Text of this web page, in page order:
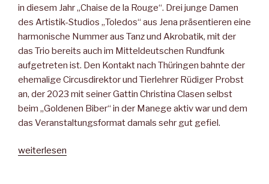
in diesem Jahr „Chaise de la Rouge“. Drei junge Damen
des Artistik-Studios „Toledos“ aus Jena präsentieren eine
harmonische Nummer aus Tanz und Akrobatik, mit der
das Trio bereits auch im Mitteldeutschen Rundfunk
aufgetreten ist. Den Kontakt nach Thüringen bahnte der
ehemalige Circusdirektor und Tierlehrer Rüdiger Probst
an, der 2023 mit seiner Gattin Christina Clasen selbst
beim „Goldenen Biber“ in der Manege aktiv war und dem
das Veranstaltungsformat damals sehr gut gefiel.
„Freche
weiterlesen